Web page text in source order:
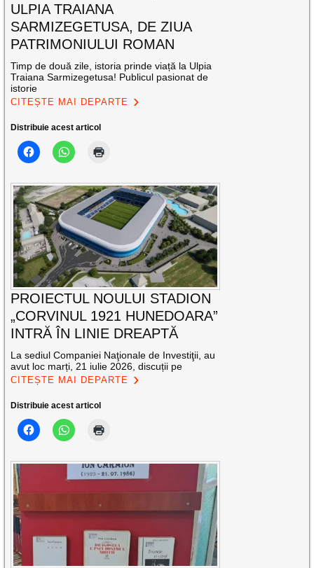
ULPIA TRAIANA
SARMIZEGETUSA, DE ZIUA
PATRIMONIULUI ROMAN
Timp de două zile, istoria prinde viață la Ulpia
Traiana Sarmizegetusa! Publicul pasionat de
istorie
CITEȘTE MAI DEPARTE
Distribuie acest articol
PROIECTUL NOULUI STADION
„CORVINUL 1921 HUNEDOARA”
INTRĂ ÎN LINIE DREAPTĂ
La sediul Companiei Naţionale de Investiţii, au
avut loc marți, 21 iulie 2026, discuții pe
CITEȘTE MAI DEPARTE
Distribuie acest articol